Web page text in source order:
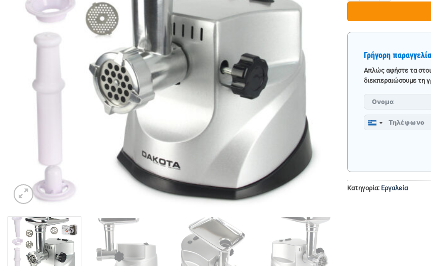
Γρήγορη
Απλώς αφήστε τα
διεκπεραιώσουμε τη
Greece
Κατηγορία: Εργαλεία